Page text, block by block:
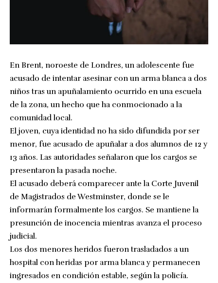
En Brent, noroeste de Londres, un adolescente fue
acusado de intentar asesinar con un arma blanca a dos
niños tras un apuñalamiento ocurrido en una escuela
de la zona, un hecho que ha conmocionado a la
comunidad local.
El joven, cuya identidad no ha sido difundida por ser
menor, fue acusado de apuñalar a dos alumnos de 12 y
13 años. Las autoridades señalaron que los cargos se
presentaron la pasada noche.
El acusado deberá comparecer ante la Corte Juvenil
de Magistrados de Westminster, donde se le
informarán formalmente los cargos. Se mantiene la
presunción de inocencia mientras avanza el proceso
judicial.
Los dos menores heridos fueron trasladados a un
hospital con heridas por arma blanca y permanecen
ingresados en condición estable, según la policía.